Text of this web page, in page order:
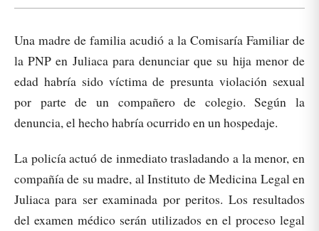
Una madre de familia acudió a la Comisaría Familiar de
la PNP en Juliaca para denunciar que su hija menor de
edad habría sido víctima de presunta violación sexual
por parte de un compañero de colegio. Según la
denuncia, el hecho habría ocurrido en un hospedaje.
La policía actuó de inmediato trasladando a la menor, en
compañía de su madre, al Instituto de Medicina Legal en
Juliaca para ser examinada por peritos. Los resultados
del examen médico serán utilizados en el proceso legal